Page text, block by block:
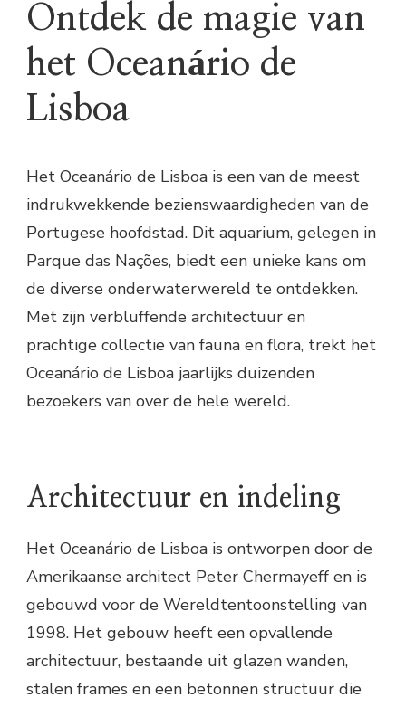
Ontdek de magie van
het Oceanário de
Lisboa
Het Oceanário de Lisboa is een van de meest
indrukwekkende bezienswaardigheden van de
Portugese hoofdstad. Dit aquarium, gelegen in
Parque das Nações, biedt een unieke kans om
de diverse onderwaterwereld te ontdekken.
Met zijn verbluffende architectuur en
prachtige collectie van fauna en flora, trekt het
Oceanário de Lisboa jaarlijks duizenden
bezoekers van over de hele wereld.
Architectuur en indeling
Het Oceanário de Lisboa is ontworpen door de
Amerikaanse architect Peter Chermayeff en is
gebouwd voor de Wereldtentoonstelling van
1998. Het gebouw heeft een opvallende
architectuur, bestaande uit glazen wanden,
stalen frames en een betonnen structuur die